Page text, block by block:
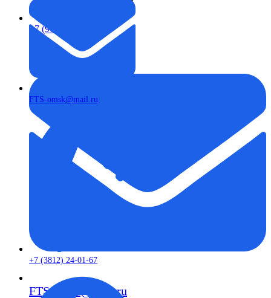
+7 (913) 672-49-54
FTS-omsk@mail.ru
FTS-omsk@mail.ru
+7 (3812) 24-01-67